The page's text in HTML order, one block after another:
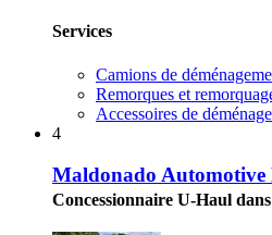
Services
Camions de
Remorques et
Accessoires de
4
Maldonado
Concessionnaire U-Haul